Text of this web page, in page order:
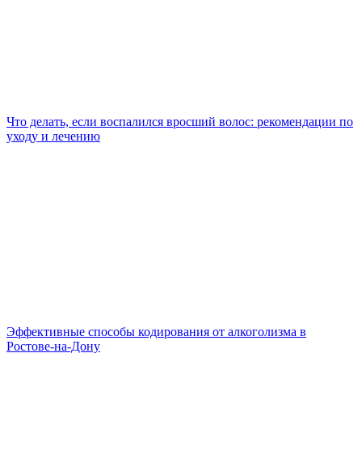
Что делать, если воспалился вросший волос: рекомендации по
уходу и лечению
Эффективные способы кодирования от алкоголизма в
Ростове-на-Дону